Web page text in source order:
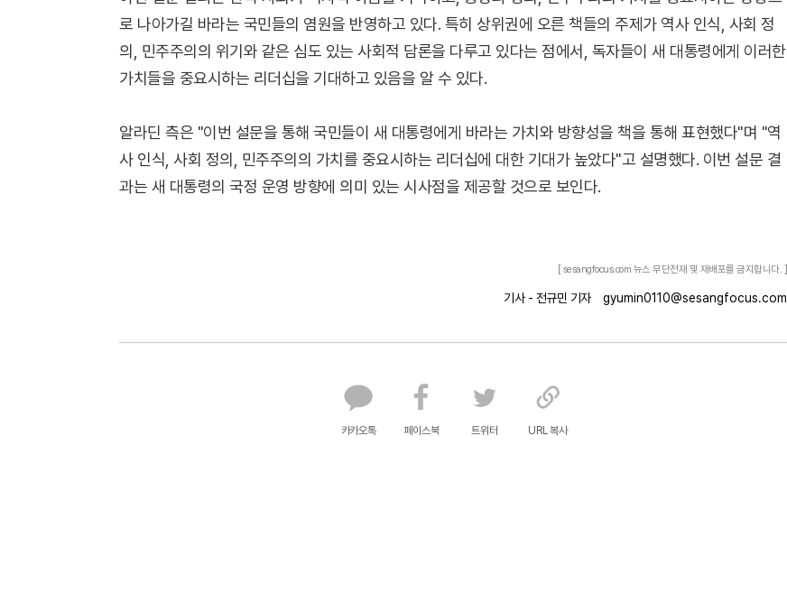
로 나아가길 바라는 국민들의 염원을 반영하고 있다. 특히 상위권에 오른 책들의 주제가 역사 인식, 사회 정
의, 민주주의의 위기와 같은 심도 있는 사회적 담론을 다루고 있다는 점에서, 독자들이 새 대통령에게 이러한
가치들을 중요시하는 리더십을 기대하고 있음을 알 수 있다.
알라딘 측은 "이번 설문을 통해 국민들이 새 대통령에게 바라는 가치와 방향성을 책을 통해 표현했다"며 "역
사 인식, 사회 정의, 민주주의의 가치를 중요시하는 리더십에 대한 기대가 높았다"고 설명했다. 이번 설문 결
과는 새 대통령의 국정 운영 방향에 의미 있는 시사점을 제공할 것으로 보인다.
[ sesangfocus.com 뉴스 무단전재 및 재배포를 금지합니다. ]
기사 - 전규민 기자 gyumin0110@sesangfocus.com
카카오톡 페이스북 트위터 URL 복사